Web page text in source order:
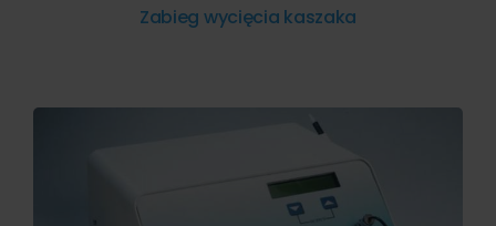
Zabieg wycięcia kaszaka